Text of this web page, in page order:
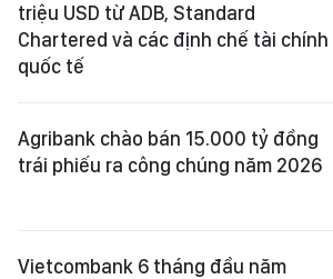
triệu USD từ ADB, Standard
Chartered và các định chế tài chính
quốc tế
Agribank chào bán 15.000 tỷ đồng
trái phiếu ra công chúng năm 2026
Vietcombank 6 tháng đầu năm